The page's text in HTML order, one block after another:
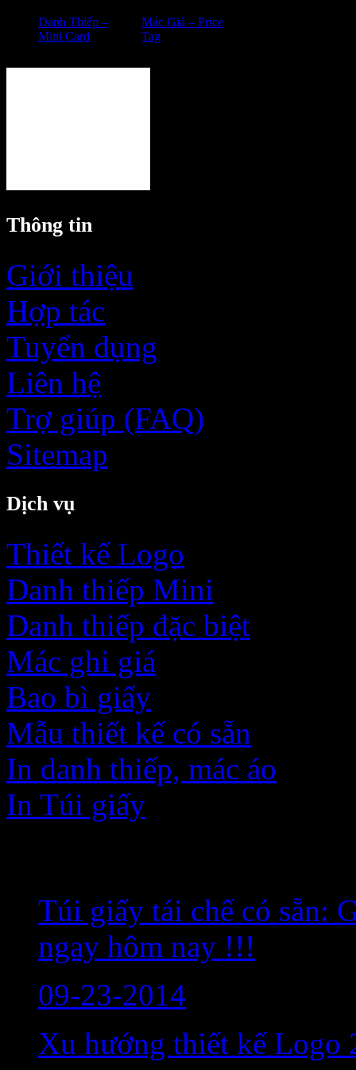
Danh Thiếp –
Mini Card
Mác Giá – Price
Tag
Thông tin
Giới thiệu
Hợp tác
Tuyển dụng
Liên hệ
Trợ giúp (FAQ)
Sitemap
Dịch vụ
Thiết kế Logo
Danh thiếp Mini
Danh thiếp đặc biệt
Mác ghi giá
Bao bì giấy
Mẫu thiết kế có sẵn
In danh thiếp, mác áo
In Túi giấy
Túi giấy tái chế có sẵn:
ngay hôm nay !!!
09-23-2014
Xu hướng thiết kế Logo